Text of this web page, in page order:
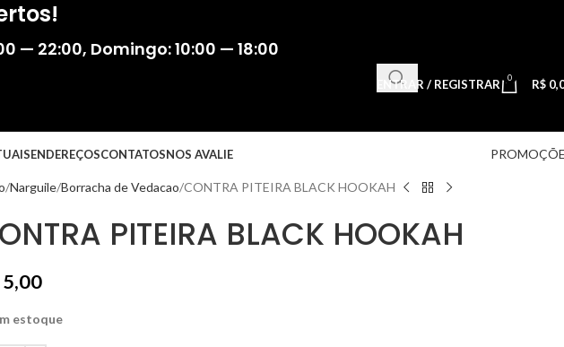
— 22:00, Domingo: 10:00 — 18:00
ENTRAR / REGISTRAR 0 R$
ENDEREÇOSCONTATOSNOS AVALIE
Narguile Borracha de Vedacao CONTRA PITEIRA BLACK HOOKAH
PITEIRA BLACK HOOKAH
5,00
estoque